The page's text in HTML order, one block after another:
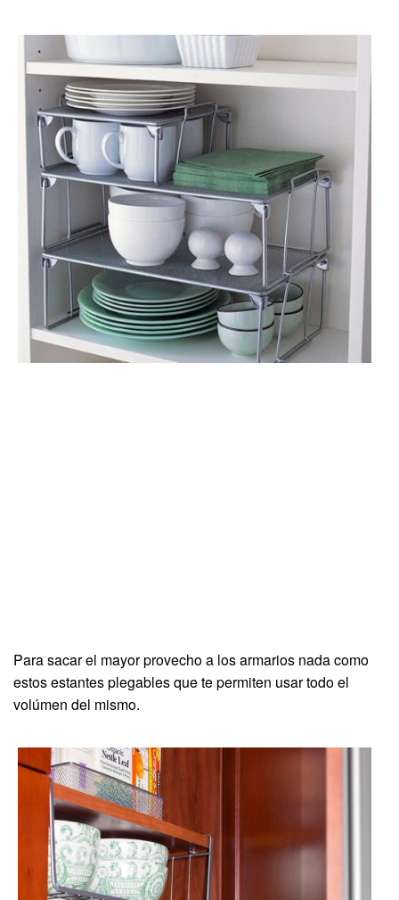
Para sacar el mayor provecho a los armarios nada como
estos estantes plegables que te permiten usar todo el
volúmen del mismo.